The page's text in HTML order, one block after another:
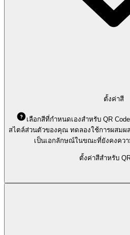
ตั้งค่าสี
เลือกสีที่กำหนดเองสำหรับ QR
สไตล์ส่วนตัวของคุณ ทดลองใช้การผสม
เป็นเอกลักษณ์ในขณะที่ยังคงคว
ตั้งค่าสีสำหรับ